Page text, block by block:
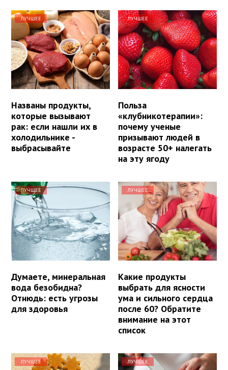
ЛУЧШЕЕ
Названы продукты,
которые вызывают
рак: если нашли их в
холодильнике -
выбрасывайте
ЛУЧШЕЕ
Польза
«клубникотерапии»:
почему ученые
призывают людей в
возрасте 50+ налегать
на эту ягоду
ЛУЧШЕЕ
Думаете, минеральная
вода безобидна?
Отнюдь: есть угрозы
для здоровья
ЛУЧШЕЕ
Какие продукты
выбрать для ясности
ума и сильного сердца
после 60? Обратите
внимание на этот
список
ЛУЧШЕЕ ЛУЧШЕЕ